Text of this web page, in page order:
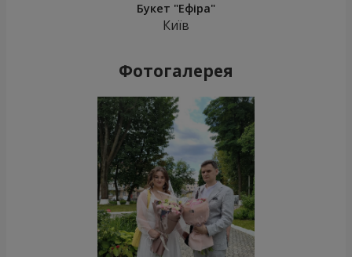
Букет "Ефіра"
Київ
Фотогалерея